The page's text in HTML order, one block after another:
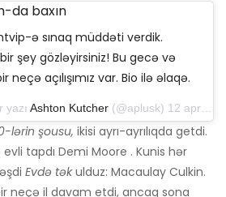
da baxın
ə sınaq müddəti verdik.
şey gözləyirsiniz! Bu gecə və
açılışımız var. Bio ilə əlaqə.
yazı Ashton Kutcher (@aplusk) 12 aprel 2019-cu il, saat 14: 50-də PDT
lərin şousu, ikisi ayrı-ayrılıqda getdi.
tapdı Demi Moore . Kunis hər
Evdə təkulduz: Macaulay Culkin.
neçə il davam etdi, ancaq sona